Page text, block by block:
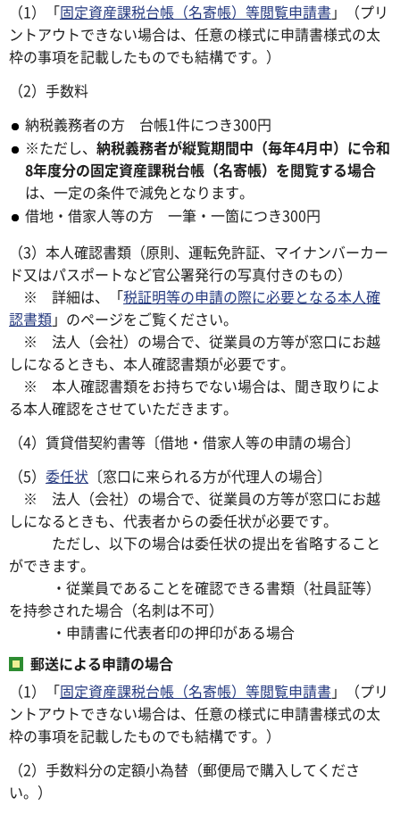
（1）「固定資産課税台帳（名寄帳）等閲覧申請書 」（プリ
ントアウトできない場合は、任意の様式に申請書様式の太
枠の事項を記載したものでも結構です。）
（2）手数料
納税義務者の方 台帳1件につき300円
※ただし、 納税義務者が縦覧期間中（毎年4月中）に令和
8年度分の固定資産課税台帳（名寄帳）を閲覧する場合
は、一定の条件で減免となります。
借地・借家人等の方 一筆・一箇につき300円
（3）本人確認書類（原則、運転免許証、マイナンバーカー
ド又はパスポートなど官公署発行の写真付きのもの）
※ 詳細は、「税証明等の申請の際に必要となる本人確
認書類」のページをご覧ください。
※ 法人（会社）の場合で、従業員の方等が窓口にお越
しになるときも、本人確認書類が必要です。
※ 本人確認書類をお持ちでない場合は、聞き取りによ
る本人確認をさせていただきます。
（4）賃貸借契約書等〔借地・借家人等の申請の場合〕
（5） 委任状 〔窓口に来られる方が代理人の場合〕
※ 法人（会社）の場合で、従業員の方等が窓口にお越
しになるときも、代表者からの委任状が必要です。
ただし、以下の場合は委任状の提出を省略すること
ができます。
・従業員であることを確認できる書類（社員証等）
を持参された場合（名刺は不可）
・申請書に代表者印の押印がある場合
郵送による申請の場合
（1）「固定資産課税台帳（名寄帳）等閲覧申請書 」（プリ
ントアウトできない場合は、任意の様式に申請書様式の太
枠の事項を記載したものでも結構です。）
（2）手数料分の定額小為替（郵便局で購入してくださ
い。）